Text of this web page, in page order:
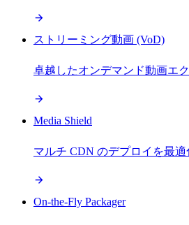
ストリーミング動画 (VoD)
卓越したオンデマンド動画エ
Media Shield
マルチ CDN のデプロイを最適
On-the-Fly Packager